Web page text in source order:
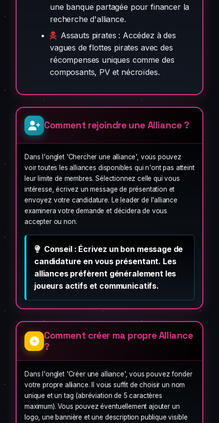
une banque partagée pour financer la
recherche d'alliance.
Assauts pirates : Accédez à des
vagues de flottes pirates avec des
récompenses uniques comme des
composants, PV et nécroïdes.
Comment rejoindre une Alliance ?
Dans l'onglet 'Chercher une alliance', vous pouvez
voir toutes les alliances disponibles qui n'ont pas atteint
leur limite de membres. Sélectionnez celle qui vous
intéresse, écrivez un message de présentation et
envoyez votre candidature. Le leader de l'alliance
examinera votre demande et décidera de vous
accepter ou non.
Conseil : Écrivez un bon message de
candidature en vous présentant. Les
alliances préfèrent généralement les
joueurs actifs et communicatifs.
Comment créer ma propre Alliance
?
Dans l'onglet 'Créer une alliance', vous pouvez fonder
votre propre alliance. Il vous suffit de choisir un nom
unique et un tag (abréviation de 5 caractères
maximum). Vous pouvez éventuellement ajouter un
logo, une bannière et une description publique visible